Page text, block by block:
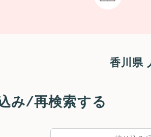
香川県
み/再検索する